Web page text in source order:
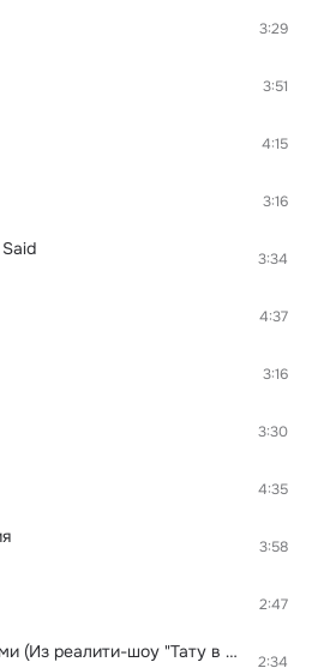
3:29
3:51
4:15
3:16
3:34
4:37
3:16
3:30
4:35
3:58
2:47
Защищаться очками (Из реалити-шоу "Тату в Поднебесной") 2:34